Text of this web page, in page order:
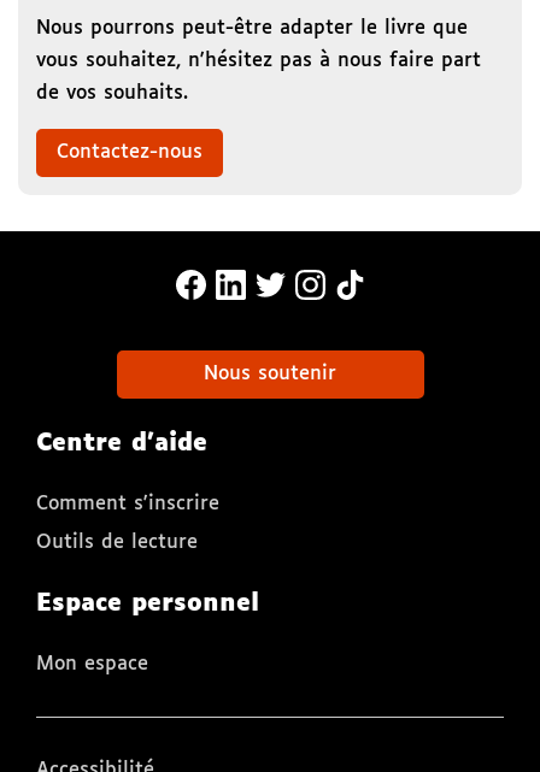
Nous pourrons peut-être adapter le livre que
vous souhaitez, n'hésitez pas à nous faire part
de vos souhaits.
Contactez-nous
MonaLira Sur Facebook (nouvelle
MonaLira Sur Linkedin
MonaLira Sur Twitter
MonaLira Sur
Nous soutenir
Centre d'aide
Comment s'inscrire
Outils de lecture
Espace personnel
Mon espace